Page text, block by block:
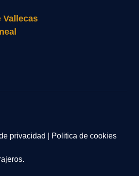
Vallecas
privacidad Politica de cookies